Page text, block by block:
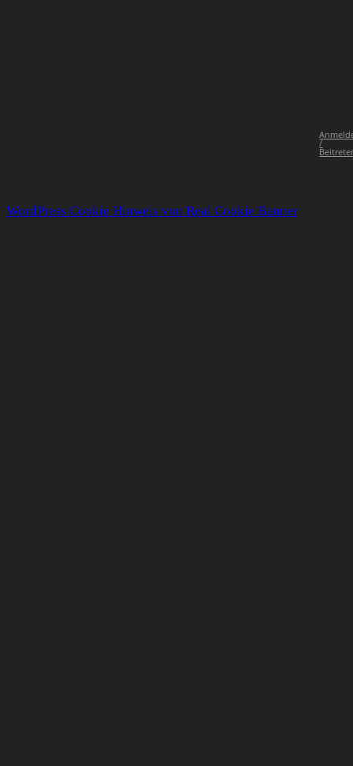
/
WordPress Cookie Hinweis von Real Cookie Banner